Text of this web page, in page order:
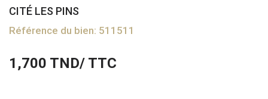
CITÉ LES PINS
Référence du bien: 511511
1,700 TND/ TTC